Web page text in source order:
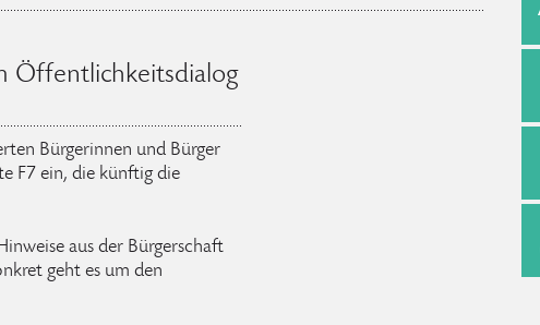
Öffentlichkeitsdialog
Bürgerinnen und Bürger
F7 ein, die künftig die
aus der Bürgerschaft
geht es um den